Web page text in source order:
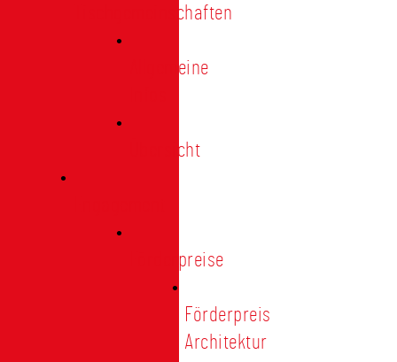
Tischgemeinschaften
Allgemeine
Übersicht
Förderpreise
Förderpreis
Architektur